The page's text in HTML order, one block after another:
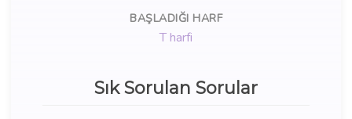
BAŞLADIĞI HARF
T harfi
Sık Sorulan Sorular